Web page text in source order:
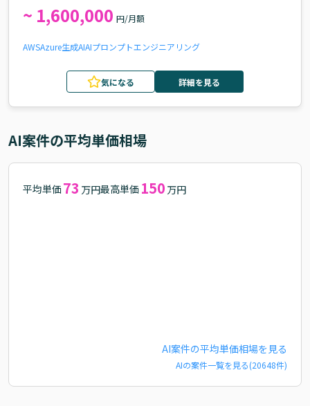
~ 1,600,000 円/月額
AWSAzure生成AIAIプロンプトエンジニアリング
気になる 詳細を見る
AI案件の平均単価相場
平均単価 73 万円最高単価 150 万円
AI案件の平均単価相場を見る
AIの案件一覧を見る(20648件)